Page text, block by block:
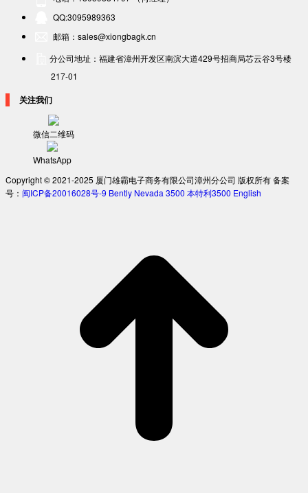
QQ:3095989363
邮箱：sales@xiongbagk.cn
分公司地址：福建省漳州开发区南滨大道429号招商局芯云谷3号楼
217-01
关注我们
微信二维码
WhatsApp
Copyright © 2021-2025 厦门雄霸电子商务有限公司漳州分公司 版权所有 备案
号： 闽ICP备20016028号-9 Bently Nevada 3500 本特利3500 English